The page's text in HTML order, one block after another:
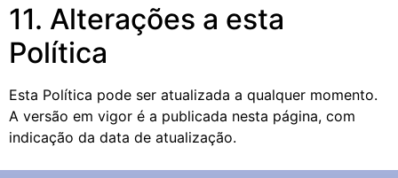
11. Alterações a esta
Política
Esta Política pode ser atualizada a qualquer momento.
A versão em vigor é a publicada nesta página, com
indicação da data de atualização.